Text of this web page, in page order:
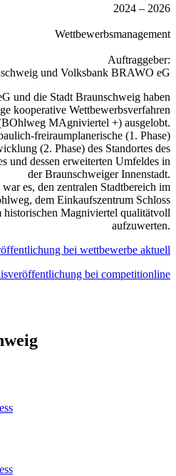
2024 – 2026
Wettbewerbsmanagement
Auftraggeber:
und Volksbank BRAWO eG
und die Stadt Braunschweig haben
kooperative Wettbewerbsverfahren
MAgniviertel +) ausgelobt.
freiraumplanerische (1. Phase)
(2. Phase) des Standortes des
und dessen erweiterten Umfeldes in
der Braunschweiger Innenstadt.
es, den zentralen Stadtbereich im
dem Einkaufszentrum Schloss
historischen Magniviertel qualitätvoll
aufzuwerten.
bei wettbewerbe aktuell
bei competitionline